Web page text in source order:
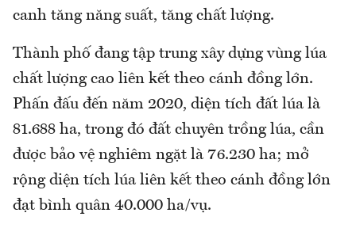
canh tăng năng suất, tăng chất lượng.
Thành phố đang tập trung xây dựng vùng lúa
chất lượng cao liên kết theo cánh đồng lớn.
Phấn đấu đến năm 2020, diện tích đất lúa là
81.688 ha, trong đó đất chuyên trồng lúa, cần
được bảo vệ nghiêm ngặt là 76.230 ha; mở
rộng diện tích lúa liên kết theo cánh đồng lớn
đạt bình quân 40.000 ha/vụ.